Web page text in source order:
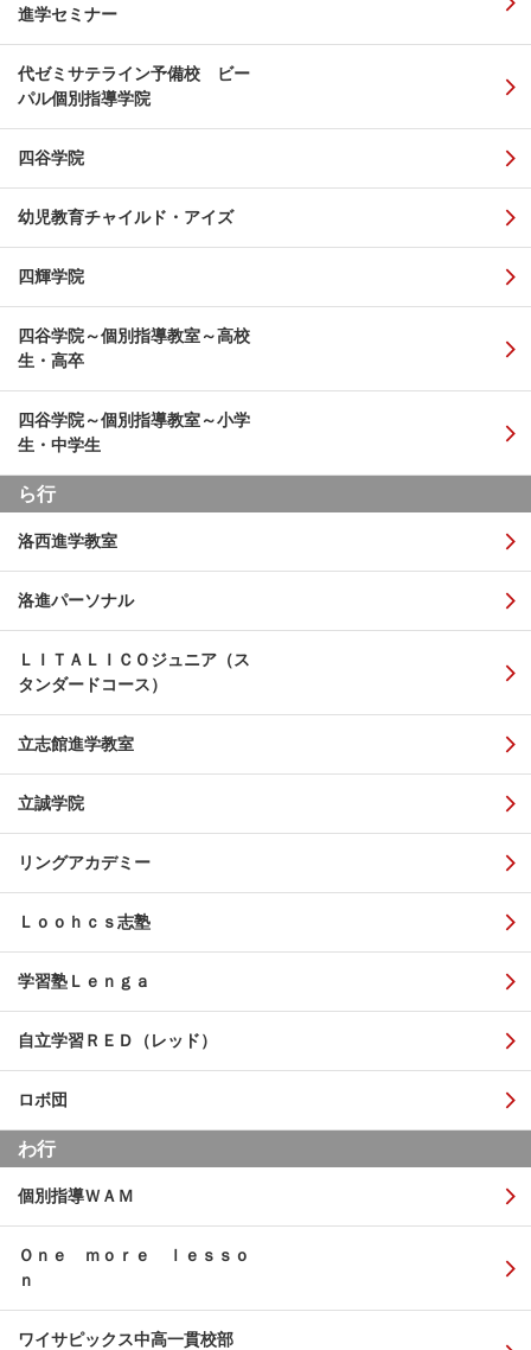
進学セミナー
代ゼミサテライン予備校 ビー
パル個別指導学院
四谷学院
幼児教育チャイルド・アイズ
四輝学院
四谷学院～個別指導教室～高校
生・高卒
四谷学院～個別指導教室～小学
生・中学生
ら行
洛西進学教室
洛進パーソナル
ＬＩＴＡＬＩＣＯジュニア（ス
タンダードコース）
立志館進学教室
立誠学院
リングアカデミー
Ｌｏｏｈｃｓ志塾
学習塾Ｌｅｎｇａ
自立学習ＲＥＤ（レッド）
ロボ団
わ行
個別指導ＷＡＭ
Ｏｎｅ ｍｏｒｅ ｌｅｓｓｏ
ｎ
ワイサピックス中高一貫校部